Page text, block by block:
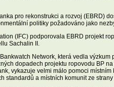
pro rekonstrukci a rozvoj (EBRD)
politiky požadováno jako
(IFC) podporovala EBRD projekt
Sachalin II.
Network, která vedla
dopadech projektu ropovodu BP
vykazuje velmi málo pomoci
standardů a místních komunit ze